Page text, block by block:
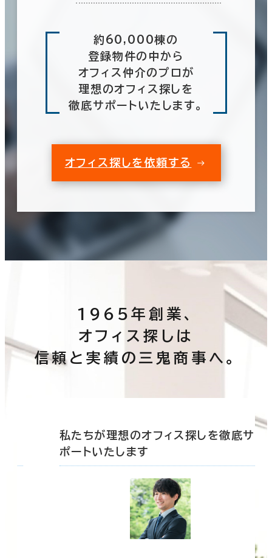
約60,000棟の
登録物件の中から
オフィス仲介のプロが
理想のオフィス探しを
徹底サポートいたします。
オフィス探しを依頼する
1965年創業、
オフィス探しは
信頼と実績の三鬼商事へ。
私たちが理想のオフィス探しを徹底サ
ポートいたします